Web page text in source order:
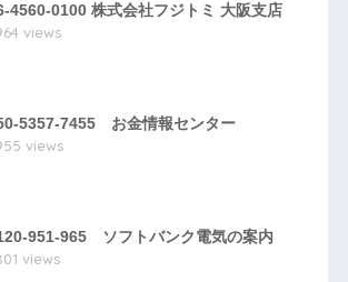
4560-0100 株式会社フジトミ 大阪支店
views
5357-7455 お金情報センター
views
951-965 ソフトバンク電気の案内
views